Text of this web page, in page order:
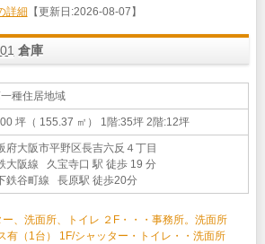
詳細 【更新日:2026-08-07】
倉庫
種住居地域
坪（ 155.37 ㎡） 1階:35坪 2階:12坪
府大阪市平野区長吉六反４丁目
大阪線 久宝寺口 駅 徒歩 19 分
鉄谷町線 長原駅 徒歩20分
ー、洗面所、トイレ ２F・・・事務所。洗面所
有（1台） 1F/シャッター・トイレ・・洗面所